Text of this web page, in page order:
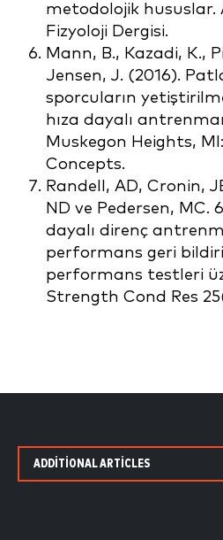
metodolojik hususlar.
Fizyoloji Dergisi.
Mann, B., Kazadi, K.,
Jensen, J. (2016).
sporcuların
hıza dayalı
Muskegon Heights,
Concepts.
Randell, AD, Cronin,
ND ve Pedersen, MC.
dayalı direnç
performans geri
performans testleri
Strength Cond Res
ADDITIONAL ARTICLES